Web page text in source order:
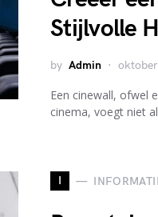
Stijlvolle
by Admin
Een cinewall, ofwel
cinema, voegt niet
I